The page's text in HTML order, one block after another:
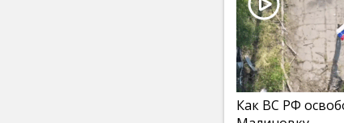
Как ВС РФ